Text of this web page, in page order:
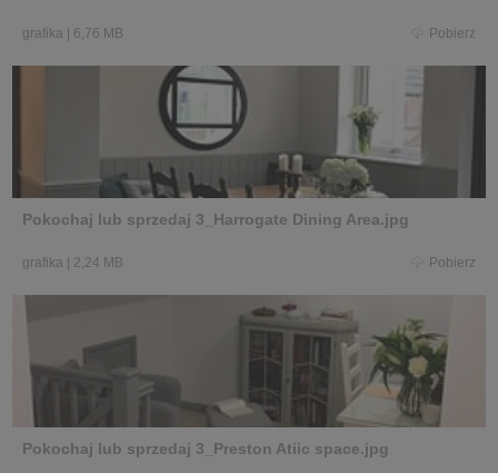
grafika 6,76 MB Pobierz
Pokochaj lub sprzedaj 3_Harrogate Dining Area.jpg
grafika 2,24 MB Pobierz
Pokochaj lub sprzedaj 3_Preston Atiic space.jpg